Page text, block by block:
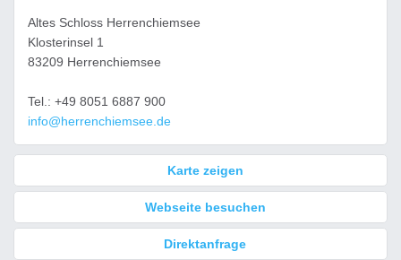
Altes Schloss Herrenchiemsee
Klosterinsel 1
83209 Herrenchiemsee
Tel.: +49 8051 6887 900
info@herrenchiemsee.de
Karte zeigen
Webseite besuchen
Direktanfrage